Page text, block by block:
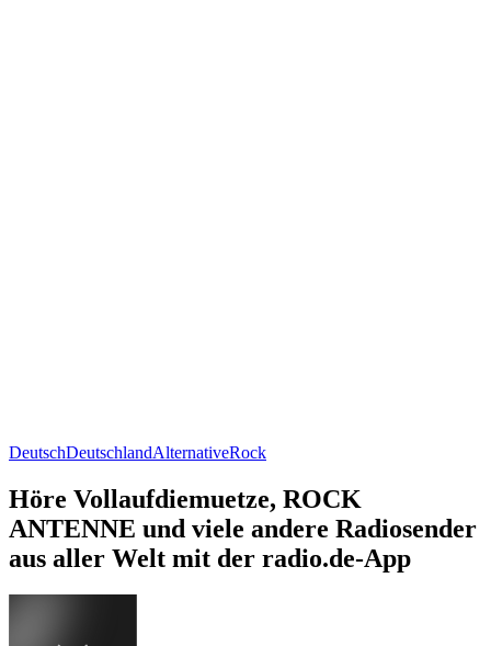
DeutschDeutschlandAlternativeRock
Höre Vollaufdiemuetze, ROCK
ANTENNE und viele andere Radiosender
aus aller Welt mit der radio.de-App